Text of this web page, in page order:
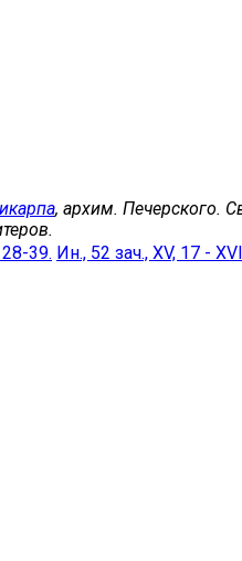
, архим. Печерского.
39. Ин., 52 зач., XV, 17 -